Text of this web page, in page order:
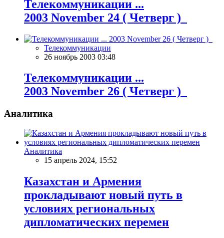
Телекоммуникации ...
2003 November 24 ( Четверг )
Телекоммуникации
26 ноябрь 2003 03:48
Телекоммуникации ...
2003 November 26 ( Четверг )
Аналитика
Аналитика
15 апрель 2024, 15:52
Казахстан и Армения
прокладывают новый путь в
условиях региональных
дипломатических перемен